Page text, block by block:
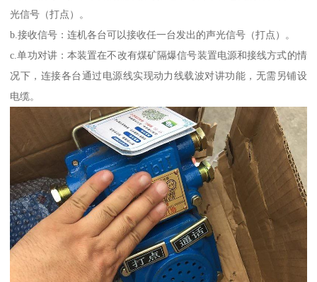
光信号（打点）。
b.接收信号：连机各台可以接收任一台发出的声光信号（打点）。
c.单功对讲：本装置在不改有煤矿隔爆信号装置电源和接线方式的情
况下，连接各台通过电源线实现动力线载波对讲功能，无需另铺设
电缆。